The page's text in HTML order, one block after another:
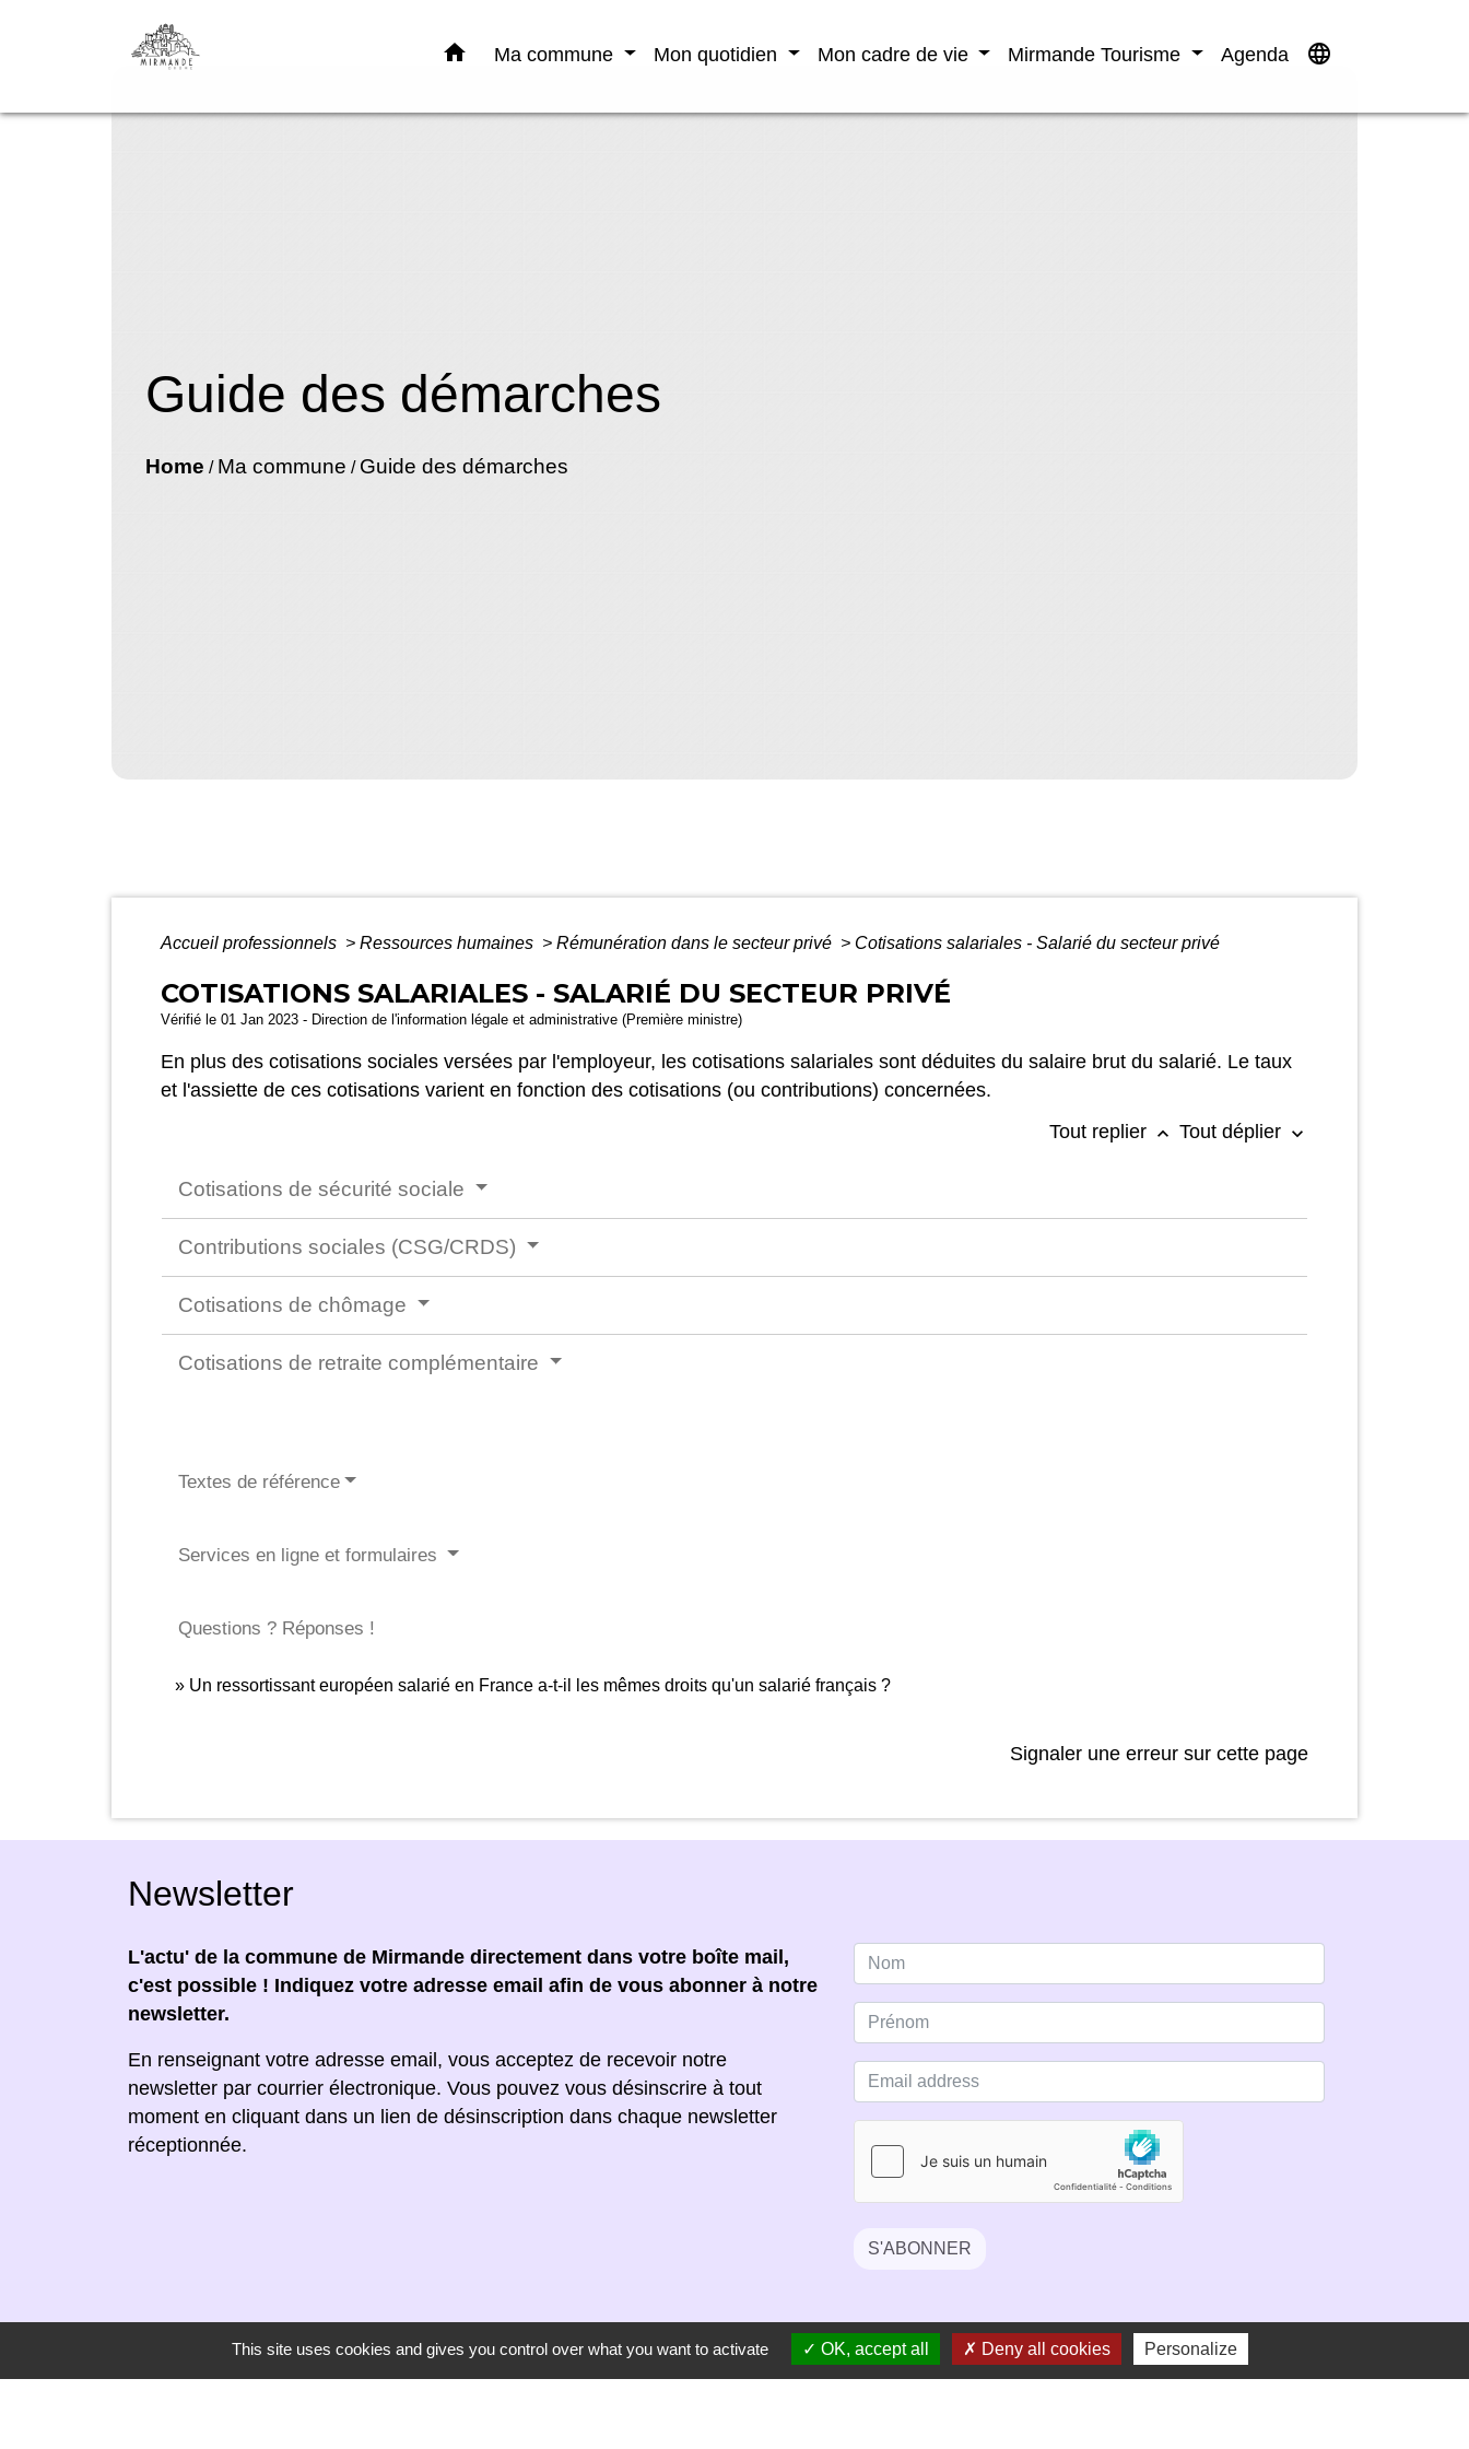
home Ma commune Mon quotidien Mon cadre de vie Mirmande Tourisme Agenda language
Guide des démarches
Home / Ma commune / Guide des démarches
Accueil professionnels > Ressources humaines > Rémunération dans le secteur privé > Cotisations salariales - Salarié du secteur privé
COTISATIONS SALARIALES - SALARIÉ DU SECTEUR PRIVÉ
Vérifié le 01 Jan 2023 - Direction de l'information légale et administrative (Première ministre)
En plus des cotisations sociales versées par l'employeur, les cotisations salariales sont déduites du salaire brut du salarié. Le taux
et l'assiette de ces cotisations varient en fonction des cotisations (ou contributions) concernées.
Tout replier keyboard_arrow_up Tout déplier keyboard_arrow_down
Cotisations de sécurité sociale
Contributions sociales (CSG/CRDS)
Cotisations de chômage
Cotisations de retraite complémentaire
Textes de référence
Services en ligne et formulaires
Questions ? Réponses !
Un ressortissant européen salarié en France a-t-il les mêmes droits qu'un salarié français ?
Signaler une erreur sur cette page
Newsletter
L'actu' de la commune de Mirmande directement dans votre boîte mail,
c'est possible ! Indiquez votre adresse email afin de vous abonner à notre
newsletter.
En renseignant votre adresse email, vous acceptez de recevoir notre
newsletter par courrier électronique. Vous pouvez vous désinscrire à tout
moment en cliquant dans un lien de désinscription dans chaque newsletter
réceptionnée.
S'ABONNER
This site uses cookies and gives you control over what you want to activate OK, accept all Deny all cookies Personalize